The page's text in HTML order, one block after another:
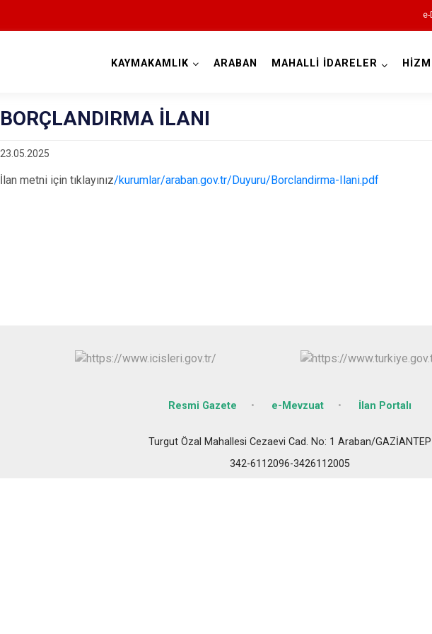
e-
KAYMAKAMLIK ARABAN MAHALLİ İDARELER
BORÇLANDIRMA İLANI
23.05.2025
İlan metni için tıklayınız/kurumlar/araban.gov.tr/Duyuru/Borclandirma-Ilani.pdf
Resmi Gazete e-Mevzuat İlan Portalı
Turgut Özal Mahallesi Cezaevi Cad. No: 1 Araban/GAZİANTEP
342-6112096-3426112005